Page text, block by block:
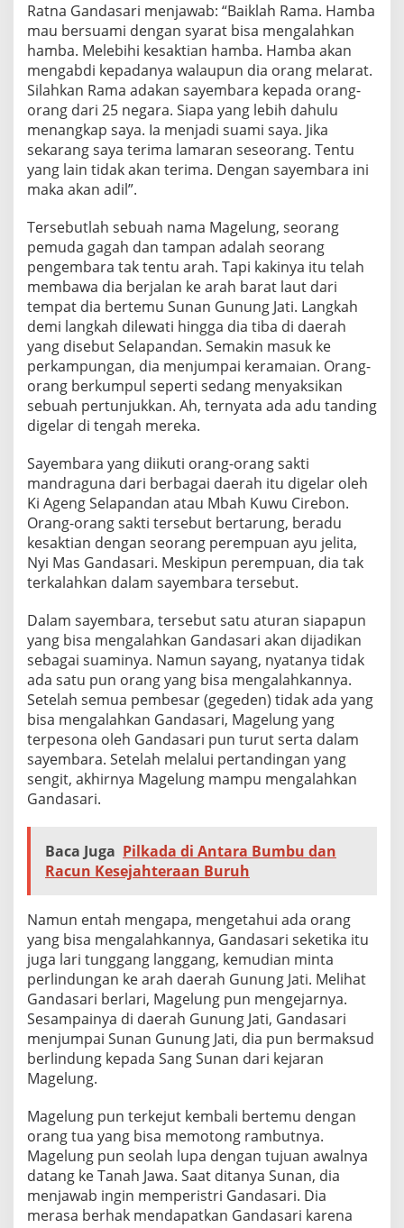
Ratna Gandasari menjawab: “Baiklah Rama. Hamba
mau bersuami dengan syarat bisa mengalahkan
hamba. Melebihi kesaktian hamba. Hamba akan
mengabdi kepadanya walaupun dia orang melarat.
Silahkan Rama adakan sayembara kepada orang-
orang dari 25 negara. Siapa yang lebih dahulu
menangkap saya. Ia menjadi suami saya. Jika
sekarang saya terima lamaran seseorang. Tentu
yang lain tidak akan terima. Dengan sayembara ini
maka akan adil”.
Tersebutlah sebuah nama Magelung, seorang
pemuda gagah dan tampan adalah seorang
pengembara tak tentu arah. Tapi kakinya itu telah
membawa dia berjalan ke arah barat laut dari
tempat dia bertemu Sunan Gunung Jati. Langkah
demi langkah dilewati hingga dia tiba di daerah
yang disebut Selapandan. Semakin masuk ke
perkampungan, dia menjumpai keramaian. Orang-
orang berkumpul seperti sedang menyaksikan
sebuah pertunjukkan. Ah, ternyata ada adu tanding
digelar di tengah mereka.
Sayembara yang diikuti orang-orang sakti
mandraguna dari berbagai daerah itu digelar oleh
Ki Ageng Selapandan atau Mbah Kuwu Cirebon.
Orang-orang sakti tersebut bertarung, beradu
kesaktian dengan seorang perempuan ayu jelita,
Nyi Mas Gandasari. Meskipun perempuan, dia tak
terkalahkan dalam sayembara tersebut.
Dalam sayembara, tersebut satu aturan siapapun
yang bisa mengalahkan Gandasari akan dijadikan
sebagai suaminya. Namun sayang, nyatanya tidak
ada satu pun orang yang bisa mengalahkannya.
Setelah semua pembesar (gegeden) tidak ada yang
bisa mengalahkan Gandasari, Magelung yang
terpesona oleh Gandasari pun turut serta dalam
sayembara. Setelah melalui pertandingan yang
sengit, akhirnya Magelung mampu mengalahkan
Gandasari.
Baca Juga Pilkada di Antara Bumbu dan
Racun Kesejahteraan Buruh
Namun entah mengapa, mengetahui ada orang
yang bisa mengalahkannya, Gandasari seketika itu
juga lari tunggang langgang, kemudian minta
perlindungan ke arah daerah Gunung Jati. Melihat
Gandasari berlari, Magelung pun mengejarnya.
Sesampainya di daerah Gunung Jati, Gandasari
menjumpai Sunan Gunung Jati, dia pun bermaksud
berlindung kepada Sang Sunan dari kejaran
Magelung.
Magelung pun terkejut kembali bertemu dengan
orang tua yang bisa memotong rambutnya.
Magelung pun seolah lupa dengan tujuan awalnya
datang ke Tanah Jawa. Saat ditanya Sunan, dia
menjawab ingin memperistri Gandasari. Dia
merasa berhak mendapatkan Gandasari karena